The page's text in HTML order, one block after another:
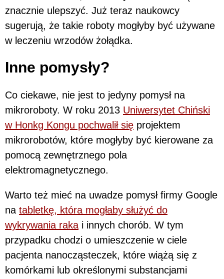
znacznie ulepszyć. Już teraz naukowcy
sugerują, że takie roboty mogłyby być używane
w leczeniu wrzodów żołądka.
Inne pomysły?
Co ciekawe, nie jest to jedyny pomysł na
mikroroboty. W roku 2013 Uniwersytet Chiński
w Honkg Kongu pochwalił się projektem
mikrorobotów, które mogłyby być kierowane za
pomocą zewnętrznego pola
elektromagnetycznego.
Warto też mieć na uwadze pomysł firmy Google
na tabletkę, która mogłaby służyć do
wykrywania raka i innych chorób. W tym
przypadku chodzi o umieszczenie w ciele
pacjenta nanocząsteczek, które wiążą się z
komórkami lub określonymi substancjami